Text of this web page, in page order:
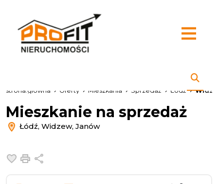
strona.glowna Oferty Mieszkania Sprzedaż Łódź
Mieszkanie na sprzedaż
Łódź, Widzew, Janów
Dodaj do ulubionych
Drukuj